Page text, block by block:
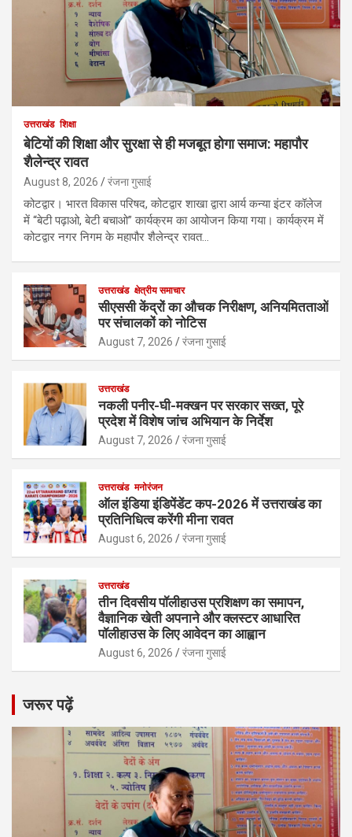
उत्तराखंड शिक्षा
बेटियों की शिक्षा और सुरक्षा से ही मजबूत होगा समाज: महापौर
शैलेन्द्र रावत
August 8, 2026 रंजना गुसाई
कोटद्वार। भारत विकास परिषद, कोटद्वार शाखा द्वारा आर्य कन्या इंटर कॉलेज
में “बेटी पढ़ाओ, बेटी बचाओ” कार्यक्रम का आयोजन किया गया। कार्यक्रम में
कोटद्वार नगर निगम के महापौर शैलेन्द्र रावत…
उत्तराखंड क्षेत्रीय समाचार
सीएससी केंद्रों का औचक निरीक्षण, अनियमितताओं
पर संचालकों को नोटिस
August 7, 2026 रंजना गुसाई
उत्तराखंड
नकली पनीर-घी-मक्खन पर सरकार सख्त, पूरे
प्रदेश में विशेष जांच अभियान के निर्देश
August 7, 2026 रंजना गुसाई
उत्तराखंड मनोरंजन
ऑल इंडिया इंडिपेंडेंट कप-2026 में उत्तराखंड का
प्रतिनिधित्व करेंगी मीना रावत
August 6, 2026 रंजना गुसाई
उत्तराखंड
तीन दिवसीय पॉलीहाउस प्रशिक्षण का समापन,
वैज्ञानिक खेती अपनाने और क्लस्टर आधारित
पॉलीहाउस के लिए आवेदन का आह्वान
August 6, 2026 रंजना गुसाई
जरूर पढ़ें